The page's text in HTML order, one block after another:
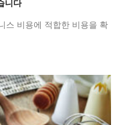
니다
스 비용에 적합한 비용을 확